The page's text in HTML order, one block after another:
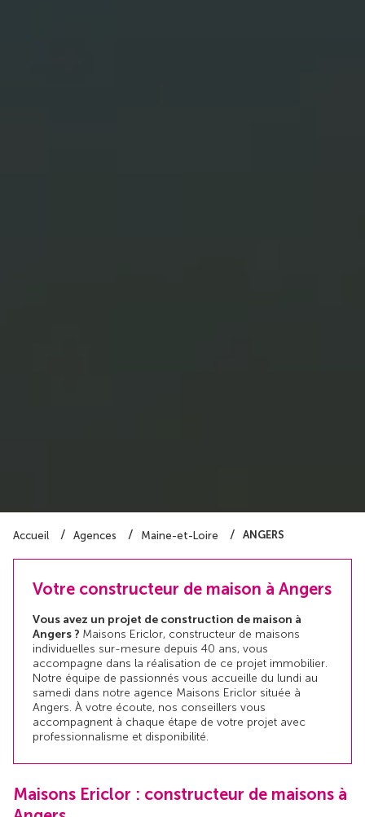
Accueil Agences Maine-et-Loire ANGERS
Votre constructeur de maison à Angers
Vous avez un projet de construction de maison à
Angers ? Maisons Ericlor, constructeur de maisons
individuelles sur-mesure depuis 40 ans, vous
accompagne dans la réalisation de ce projet immobilier.
Notre équipe de passionnés vous accueille du lundi au
samedi dans notre agence Maisons Ericlor située à
Angers. À votre écoute, nos conseillers vous
accompagnent à chaque étape de votre projet avec
professionnalisme et disponibilité.
Maisons Ericlor : constructeur de maisons à